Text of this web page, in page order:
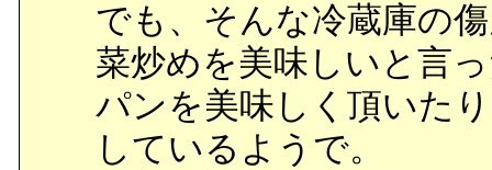
でも、そんな冷蔵庫の
菜炒めを美味しいと言
パンを美味しく頂いた
しているようで。